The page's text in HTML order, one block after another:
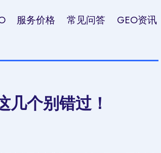
服务价格 常见问答 GEO资讯
几个别错过！